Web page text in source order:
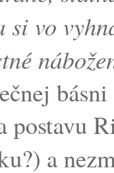
si vo
postavu
a